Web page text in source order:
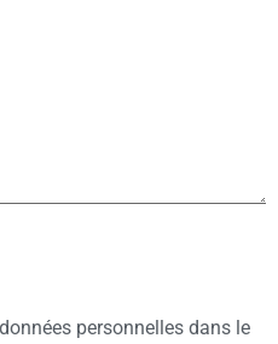
personnelles dans le